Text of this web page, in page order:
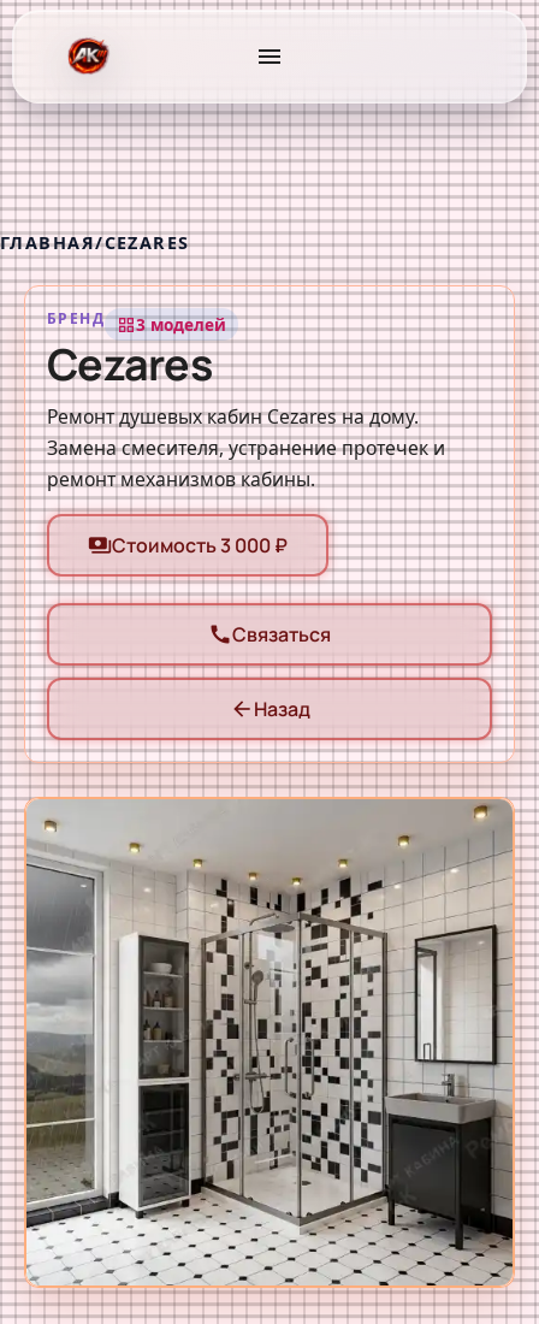
menu
ГЛАВНАЯ/CEZARES
БРЕНД grid_view3 моделей
Cezares
Ремонт душевых кабин Cezares на дому.
Замена смесителя, устранение протечек и
ремонт механизмов кабины.
paymentsСтоимость 3 000 ₽
callСвязаться
arrow_back Назад